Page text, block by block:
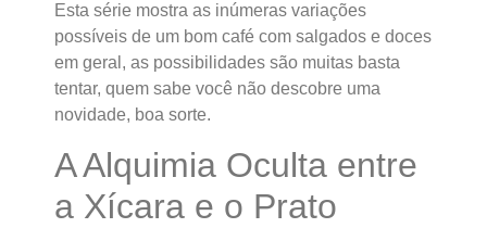
Esta série mostra as inúmeras variações
possíveis de um bom café com salgados e doces
em geral, as possibilidades são muitas basta
tentar, quem sabe você não descobre uma
novidade, boa sorte.
A Alquimia Oculta entre
a Xícara e o Prato